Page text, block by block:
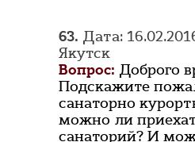
63. Дата:
Якутск
Вопрос: Доброго
Подскажите
санаторно
можно ли
санаторий? И